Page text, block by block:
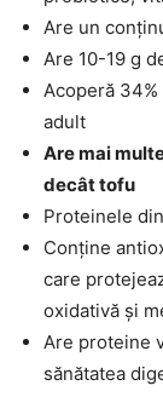
Are un
Are 10-19 g
Acoperă
adult
Are mai
decât tofu
Proteinele
Conține
care
oxidativă și
Are proteine
sănătatea